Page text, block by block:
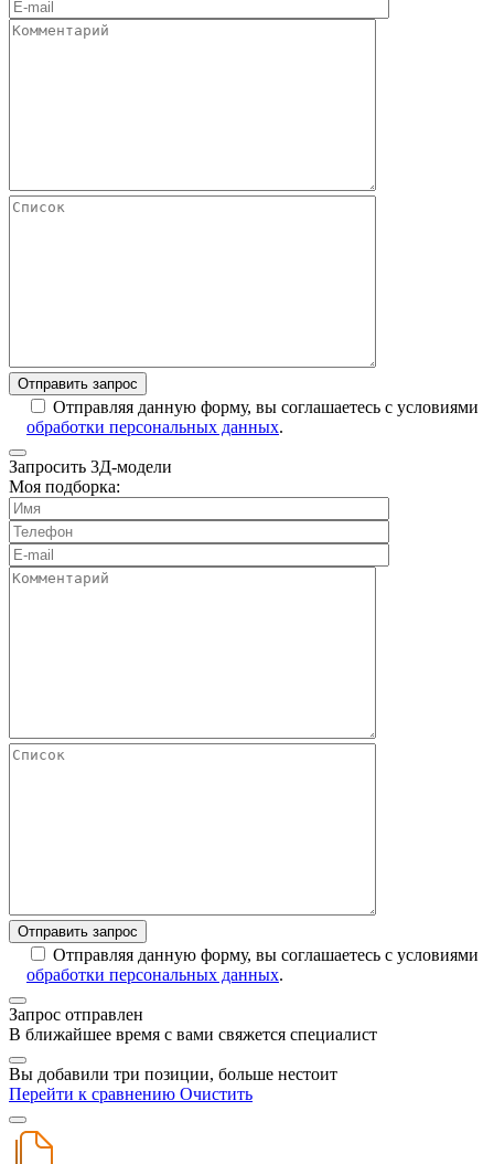
Отправляя данную форму, вы соглашаетесь с условиями
обработки персональных данных.
Запросить 3Д-модели
Моя подборка:
Отправляя данную форму, вы соглашаетесь с условиями
обработки персональных данных.
Запрос отправлен
В ближайшее время с вами свяжется специалист
Вы добавили три позиции, больше нестоит
Перейти к сравнению Очистить